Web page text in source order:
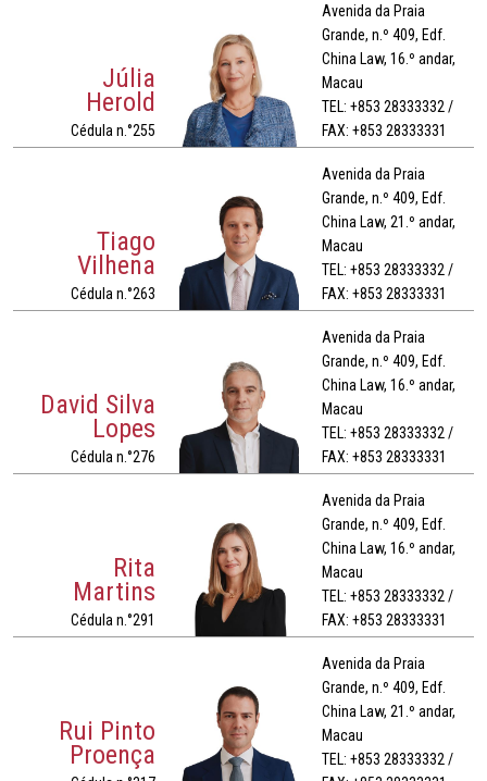
Júlia
Herold
Cédula n.°255
Avenida da Praia
Grande, n.º 409, Edf.
China Law, 16.º andar,
Macau
TEL: +853 28333332 /
FAX: +853 28333331
Tiago
Vilhena
Cédula n.°263
Avenida da Praia
Grande, n.º 409, Edf.
China Law, 21.º andar,
Macau
TEL: +853 28333332 /
FAX: +853 28333331
David Silva
Lopes
Cédula n.°276
Avenida da Praia
Grande, n.º 409, Edf.
China Law, 16.º andar,
Macau
TEL: +853 28333332 /
FAX: +853 28333331
Rita
Martins
Cédula n.°291
Avenida da Praia
Grande, n.º 409, Edf.
China Law, 16.º andar,
Macau
TEL: +853 28333332 /
FAX: +853 28333331
Rui Pinto
Proença
Avenida da Praia
Grande, n.º 409, Edf.
China Law, 21.º andar,
Macau
TEL: +853 28333332 /